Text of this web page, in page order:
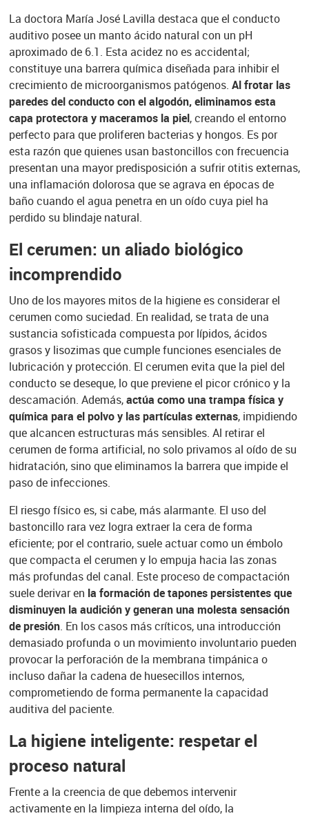
La doctora María José Lavilla destaca que el conducto
auditivo posee un manto ácido natural con un pH
aproximado de 6.1. Esta acidez no es accidental;
constituye una barrera química diseñada para inhibir el
crecimiento de microorganismos patógenos. Al frotar las
paredes del conducto con el algodón, eliminamos esta
capa protectora y maceramos la piel, creando el entorno
perfecto para que proliferen bacterias y hongos. Es por
esta razón que quienes usan bastoncillos con frecuencia
presentan una mayor predisposición a sufrir otitis externas,
una inflamación dolorosa que se agrava en épocas de
baño cuando el agua penetra en un oído cuya piel ha
perdido su blindaje natural.
El cerumen: un aliado biológico
incomprendido
Uno de los mayores mitos de la higiene es considerar el
cerumen como suciedad. En realidad, se trata de una
sustancia sofisticada compuesta por lípidos, ácidos
grasos y lisozimas que cumple funciones esenciales de
lubricación y protección. El cerumen evita que la piel del
conducto se deseque, lo que previene el picor crónico y la
descamación. Además,actúa como una trampa física y
química para el polvo y las partículas externas, impidiendo
que alcancen estructuras más sensibles. Al retirar el
cerumen de forma artificial, no solo privamos al oído de su
hidratación, sino que eliminamos la barrera que impide el
paso de infecciones.
El riesgo físico es, si cabe, más alarmante. El uso del
bastoncillo rara vez logra extraer la cera de forma
eficiente; por el contrario, suele actuar como un émbolo
que compacta el cerumen y lo empuja hacia las zonas
más profundas del canal. Este proceso de compactación
suele derivar en la formación de tapones persistentes que
disminuyen la audición y generan una molesta sensación
de presión. En los casos más críticos, una introducción
demasiado profunda o un movimiento involuntario pueden
provocar la perforación de la membrana timpánica o
incluso dañar la cadena de huesecillos internos,
comprometiendo de forma permanente la capacidad
auditiva del paciente.
La higiene inteligente: respetar el
proceso natural
Frente a la creencia de que debemos intervenir
activamente en la limpieza interna del oído, la